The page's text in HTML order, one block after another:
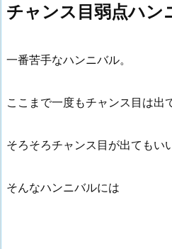
チャンス目弱点ハン
一番苦手なハンニバル。
ここまで一度もチャンス目は出
そろそろチャンス目が出てもい
そんなハンニバルには